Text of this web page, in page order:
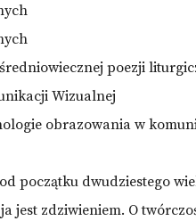
poezji
Wizualnej
obrazowania w
początku dwudziestego
jest zdziwieniem. O